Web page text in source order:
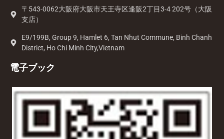
〒543-0062大阪府大阪市天王寺区逢阪2丁目3-4 202号（大阪
支店）
E9/199B, Group 9, Hamlet 6, Tan Nhut Commune, Binh Chanh
District, Ho Chi Minh City,Vietnam
電子ブック